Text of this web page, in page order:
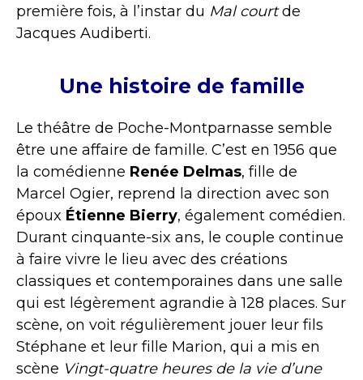
première fois, à l’instar du Mal courtde
Jacques Audiberti.
Une histoire de famille
Le théâtre de Poche-Montparnasse semble
être une affaire de famille. C’est en 1956 que
la comédienne Renée Delmas, fille de
Marcel Ogier, reprend la direction avec son
époux Étienne Bierry, également comédien.
Durant cinquante-six ans, le couple continue
à faire vivre le lieu avec des créations
classiques et contemporaines dans une salle
qui est légèrement agrandie à 128 places. Sur
scène, on voit régulièrement jouer leur fils
Stéphane et leur fille Marion, qui a mis en
scène Vingt-quatre heures de la vie d’une